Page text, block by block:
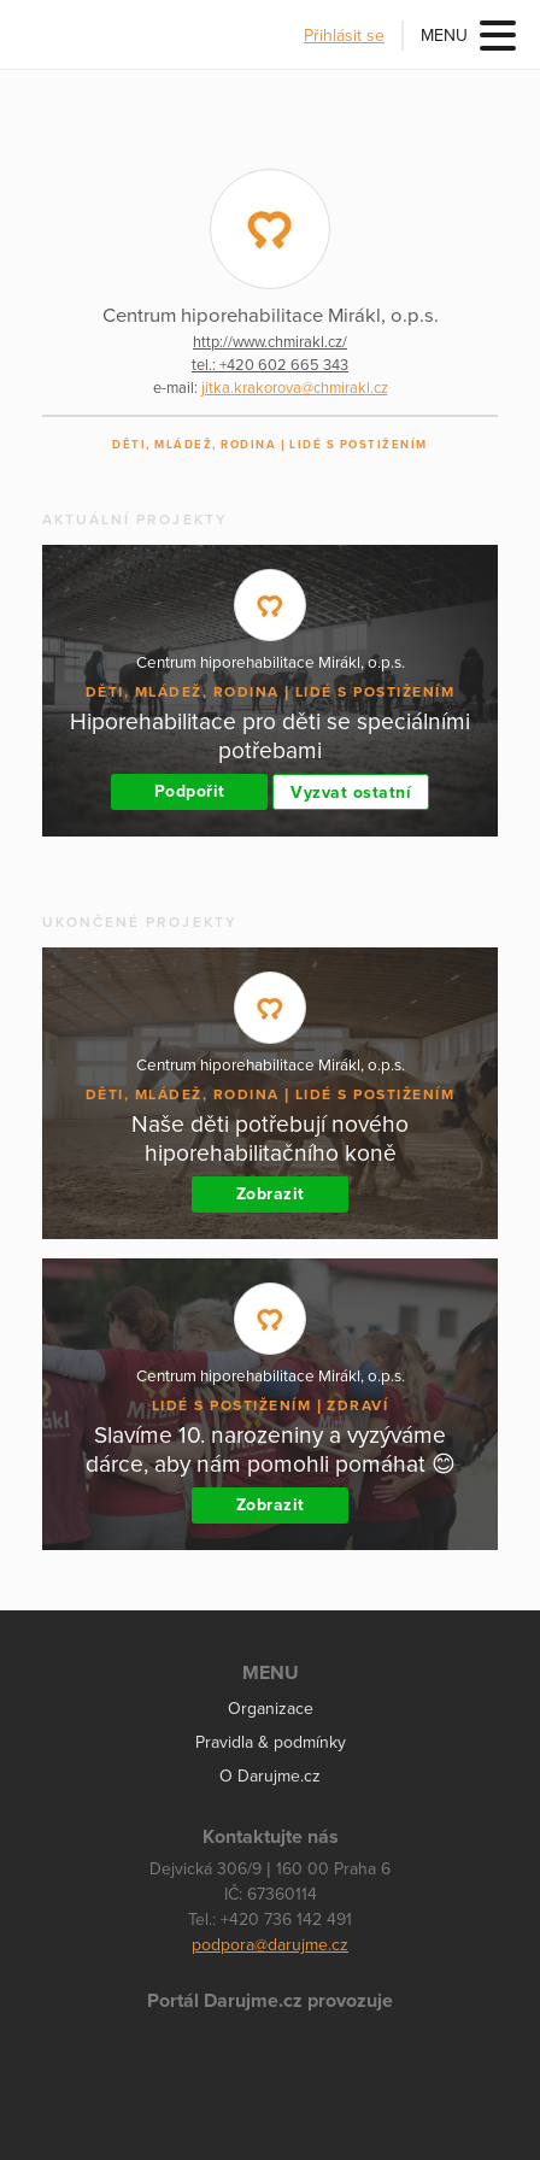
Přihlásit se MENU
Centrum hiporehabilitace Mirákl, o.p.s.
http://www.chmirakl.cz/
tel.: +420 602 665 343
e-mail: jitka.krakorova@chmirakl.cz
DĚTI, MLÁDEŽ, RODINA LIDÉ S POSTIŽENÍM
AKTUÁLNÍ PROJEKTY
Centrum hiporehabilitace Mirákl, o.p.s.
DĚTI, MLÁDEŽ, RODINA LIDÉ S POSTIŽENÍM
Hiporehabilitace pro děti se speciálními
potřebami
Podpořit Vyzvat ostatní
UKONČENÉ PROJEKTY
Centrum hiporehabilitace Mirákl, o.p.s.
DĚTI, MLÁDEŽ, RODINA LIDÉ S POSTIŽENÍM
Naše děti potřebují nového
hiporehabilitačního koně
Zobrazit
Centrum hiporehabilitace Mirákl, o.p.s.
LIDÉ S POSTIŽENÍM ZDRAVÍ
Slavíme 10. narozeniny a vyzýváme
dárce, aby nám pomohli pomáhat 😊
Zobrazit
MENU
Organizace
Pravidla & podmínky
O Darujme.cz
Kontaktujte nás
Dejvická 306/9 | 160 00 Praha 6
IČ: 67360114
Tel.: +420 736 142 491
podpora@darujme.cz
Portál Darujme.cz provozuje